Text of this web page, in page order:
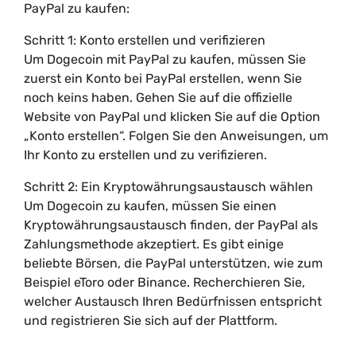
PayPal zu kaufen:
Schritt 1: Konto erstellen und verifizieren
Um Dogecoin mit PayPal zu kaufen, müssen Sie
zuerst ein Konto bei PayPal erstellen, wenn Sie
noch keins haben. Gehen Sie auf die offizielle
Website von PayPal und klicken Sie auf die Option
„Konto erstellen“. Folgen Sie den Anweisungen, um
Ihr Konto zu erstellen und zu verifizieren.
Schritt 2: Ein Kryptowährungsaustausch wählen
Um Dogecoin zu kaufen, müssen Sie einen
Kryptowährungsaustausch finden, der PayPal als
Zahlungsmethode akzeptiert. Es gibt einige
beliebte Börsen, die PayPal unterstützen, wie zum
Beispiel eToro oder Binance. Recherchieren Sie,
welcher Austausch Ihren Bedürfnissen entspricht
und registrieren Sie sich auf der Plattform.